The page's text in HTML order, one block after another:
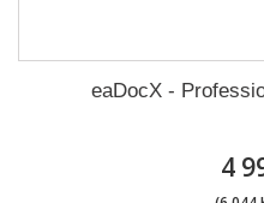
eaDocX -
4